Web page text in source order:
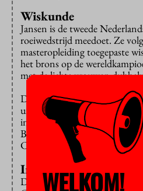
Wiskunde
Jansen is de tweede
roeiwedstrijd meedoet. Ze
masteropleiding toegepaste
het brons op de
met de lichte vrouwen
De jaarlijkseracevan bijna
uitgezonden door de BBC. De
in 1829 en sinds 1856 is het
Bij de mannen staat het 81-79
Cambridge, met één gelijk spel.
Inhaalslag
De vrouwen roeien pas sinds
WELKOM!